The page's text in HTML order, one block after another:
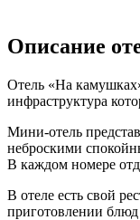
Описание
Отель «На
инфраструктура
Мини-отель
неброскими
В каждом номере
В отеле есть свой
приготовлении блюд